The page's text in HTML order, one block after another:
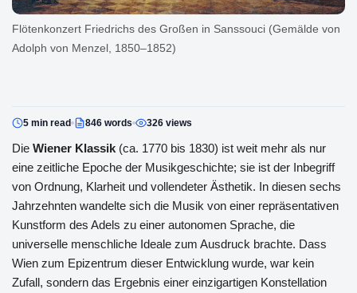
Flötenkonzert Friedrichs des Großen in Sanssouci (Gemälde von
Adolph von Menzel, 1850–1852)
5 min read 846 words 326 views
Die Wiener Klassik (ca. 1770 bis 1830) ist weit mehr als nur
eine zeitliche Epoche der Musikgeschichte; sie ist der Inbegriff
von Ordnung, Klarheit und vollendeter Ästhetik. In diesen sechs
Jahrzehnten wandelte sich die Musik von einer repräsentativen
Kunstform des Adels zu einer autonomen Sprache, die
universelle menschliche Ideale zum Ausdruck brachte. Dass
Wien zum Epizentrum dieser Entwicklung wurde, war kein
Zufall, sondern das Ergebnis einer einzigartigen Konstellation